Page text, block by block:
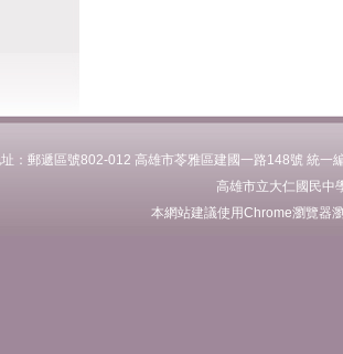
：郵遞區號802-012 高雄市苓雅區建國一路148號 統
高雄市立大仁國民中
本網站建議使用Chrome瀏覽器